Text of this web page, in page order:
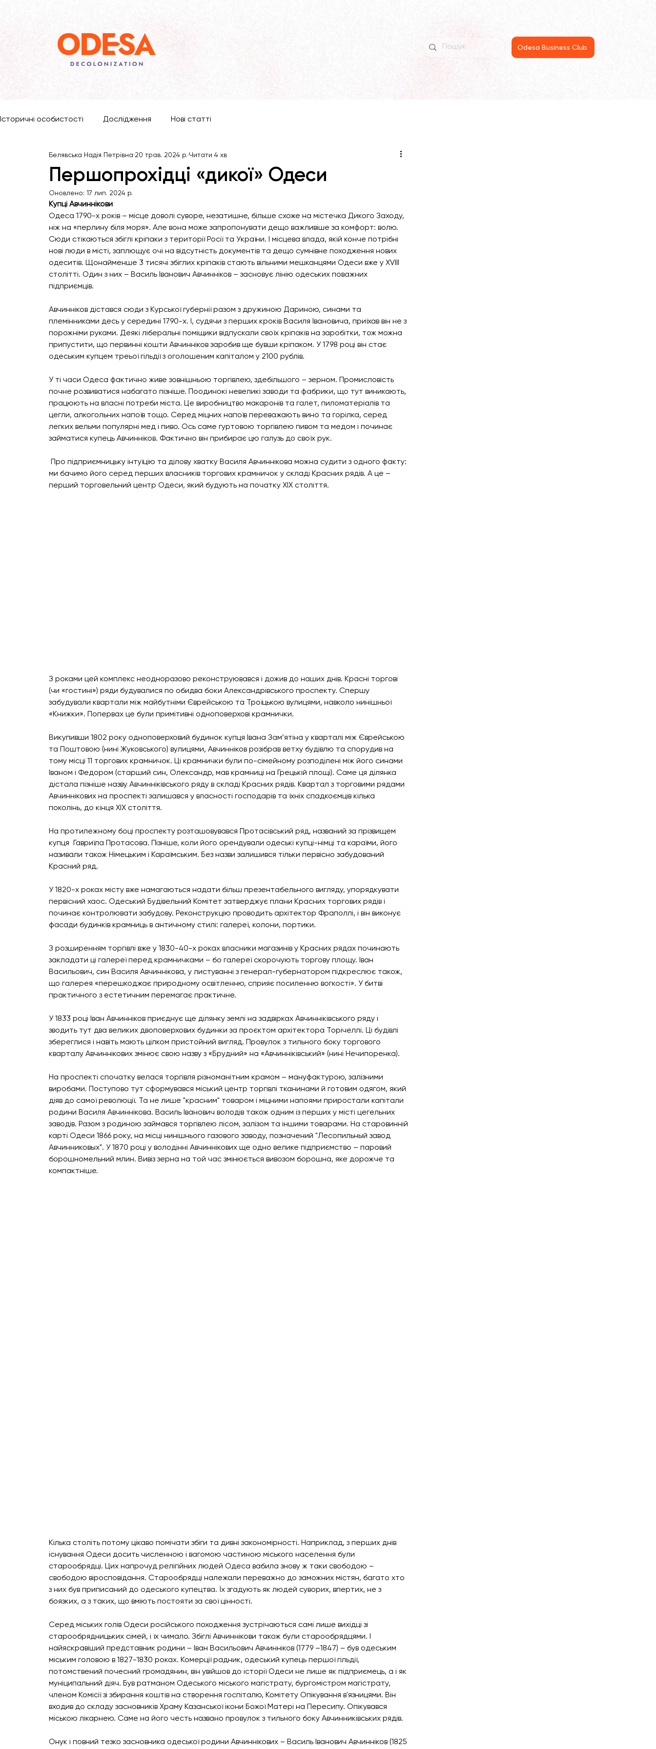
Odesa Business Club
Історичні особистості Дослідження Нові статті
Першопрохідці «дикої» Одеси
Белявська Надія Петрівна 20 трав. 2024 р. Читати 4 хв
Оновлено: 17 лип. 2024 р.
Купці Авчиннікови
Одеса 1790-х років – місце доволі суворе, незатишне, більше схоже на містечка Дикого Заходу,
ніж на «перлину біля моря». Але вона може запропонувати дещо важливіше за комфорт: волю.
Сюди стікаються збіглі кріпаки з території Росії та України. І місцева влада, якій конче потрібні
нові люди в місті, заплющує очі на відсутність документів та дещо сумнівне походження нових
одеситів. Щонайменше 3 тисячі збіглих кріпаків стають вільними мешканцями Одеси вже у XVIII
столітті. Один з них – Василь Іванович Авчинніков – засновує лінію одеських поважних
підприємців.
Авчинніков дістався сюди з Курської губернії разом з дружиною Дариною, синами та
племінниками десь у середині 1790-х. І, судячи з перших кроків Василя Івановича, приїхав він не з
порожніми руками. Деякі ліберальні поміщики відпускали своїх кріпаків на заробітки, тож можна
припустити, що первинні кошти Авчинніков заробив ще бувши кріпаком. У 1798 році він стає
одеським купцем треьої гільдії з оголошеним капіталом у 2100 рублів.
У ті часи Одеса фактично живе зовнішньою торгівлею, здебільшого – зерном. Промисловість
почне розвиватися набагато пізніше. Поодинокі невеликі заводи та фабрики, що тут виникають,
працюють на власні потреби міста. Це виробництво макаронів та галет, пиломатеріалів та
цегли, алкогольних напоїв тощо. Серед міцних напоїв переважають вино та горілка, серед
легких вельми популярні мед і пиво. Ось саме гуртовою торгівлею пивом та медом і починає
займатися купець Авчинніков. Фактично він прибирає цю галузь до своїх рук.
Про підприємницьку інтуїцію та ділову хватку Василя Авчиннікова можна судити з одного факту:
ми бачимо його серед перших власників торгових крамничок у складі Красних рядів. А це –
перший торговельний центр Одеси, який будують на початку XIX століття.
З роками цей комплекс неодноразово реконструювався і дожив до наших днів. Красні торгові
(чи «гостині») ряди будувалися по обидва боки Александрівського проспекту. Спершу
забудували квартали між майбутніми Єврейською та Троїцькою вулицями, навколо нинішньої
«Книжки». Попервах це були примітивні одноповерхові крамнички.
Викупивши 1802 року одноповерховий будинок купця Івана Зам’ятіна у кварталі між Єврейською
та Поштовою (нині Жуковського) вулицями, Авчинніков розібрав ветху будівлю та спорудив на
тому місці 11 торгових крамничок. Ці крамнички були по-сімейному розподілені між його синами
Іваном і Федором (старший син, Олександр, мав крамниці на Грецькій площі). Саме ця ділянка
дістала пізніше назву Авчинніківського ряду в складі Красних рядів. Квартал з торговими рядами
Авчиннікових на проспекті залишався у власності господарів та їхніх спадкоємців кілька
поколінь, до кінця XIX століття.
На протилежному боці проспекту розташовувався Протасівський ряд, названий за прізвищем
купця  Гавриїла Протасова. Пізніше, коли його орендували одеські купці-німці та караїми, його
називали також Німецьким і Караїмським. Без назви залишився тільки первісно забудований
Красний ряд.
У 1820-х роках місту вже намагаються надати більш презентабельного вигляду, упорядкувати
первісний хаос. Одеський Будівельний Комітет затверджує плани Красних торгових рядів і
починає контролювати забудову. Реконструкцію проводить архітектор Фраполлі, і він виконує
фасади будинків крамниць в античному стилі: галереї, колони, портики.
З розширенням торгівлі вже у 1830-40-х роках власники магазинів у Красних рядах починають
закладати ці галереї перед крамничками – бо галереї скорочують торгову площу. Іван
Васильович, син Василя Авчиннікова, у листуванні з генерал-губернатором підкреслює також,
що галерея «перешкоджає природному освітленню, сприяє посиленню вогкості». У битві
практичного з естетичним перемагає практичне.
У 1833 році Іван Авчинніков приєднує ще ділянку землі на задвірках Авчинніківського ряду і
зводить тут два великих двоповерхових будинки за проєктом архітектора Торічеллі. Ці будівлі
збереглися і навіть мають цілком пристойний вигляд. Провулок з тильного боку торгового
кварталу Авчиннікових змінює свою назву з «Брудний» на «Авчинніківський» (нині Нечипоренка).
На проспекті спочатку велася торгівля різноманітним крамом – мануфактурою, залізними
виробами. Поступово тут сформувався міський центр торгівлі тканинами й готовим одягом, який
діяв до самої революції. Та не лише "красним" товаром і міцними напоями приростали капітали
родини Василя Авчиннікова. Василь Іванович володів також одним із перших у місті цегельних
заводів. Разом з родиною займався торгівлею лісом, залізом та іншими товарами. На старовинній
карті Одеси 1866 року, на місці нинішнього газового заводу, позначений "Лесопильный завод
Авчинниковых". У 1870 році у володінні Авчиннікових ще одно велике підприємство – паровий
борошномельний млин. Вивіз зерна на той час змінюється вивозом борошна, яке дорожче та
компактніше.
Кілька століть потому цікаво помічати збіги та дивні закономірності. Наприклад, з перших днів
існування Одеси досить численною і вагомою частиною міського населення були
старообрядці. Цих напрочуд релігійних людей Одеса вабила знову ж таки свободою –
свободою віросповідання. Старообрядці належали переважно до заможних містян, багато хто
з них був приписаний до одеського купецтва. Їх згадують як людей суворих, впертих, не з
боязких, а з таких, що вміють постояти за свої цінності.
Серед міських голів Одеси російського походження зустрічаються самі лише вихідці зі
старообрядницьких сімей, і їх чимало. Збіглі Авчиннікови також були старообрядцями. І
найяскравіший представник родини – Іван Васильович Авчинніков (1779 –1847) – був одеським
міським головою в 1827-1830 роках. Комерції радник, одеський купець першої гільдії,
потомствений почесний громадянин, він увійшов до історії Одеси не лише як підприємець, а і як
муніципальний діяч. Був ратманом Одеського міського магістрату, бургомістром магістрату,
членом Комісії зі збирання коштів на створення госпіталю, Комітету Опікування в'язницями. Він
входив до складу засновників Храму Казанської ікони Божої Матері на Пересипу. Опікувався
міською лікарнею. Саме на його честь названо провулок з тильного боку Авчинниківських рядів.
Онук і повний тезко засновника одеської родини Авчиннікових – Василь Іванович Авчинніков (1825